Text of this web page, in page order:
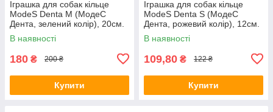
Іграшка для собак кільце
ModeS Denta M (МодеС
Дента, зелений колір), 20см.
В наявності
180 ₴ 200 ₴
Купити
Іграшка для собак кільце
ModeS Denta S (МодеС
Дента, рожевий колір), 12см.
В наявності
109,80 ₴ 122 ₴
Купити